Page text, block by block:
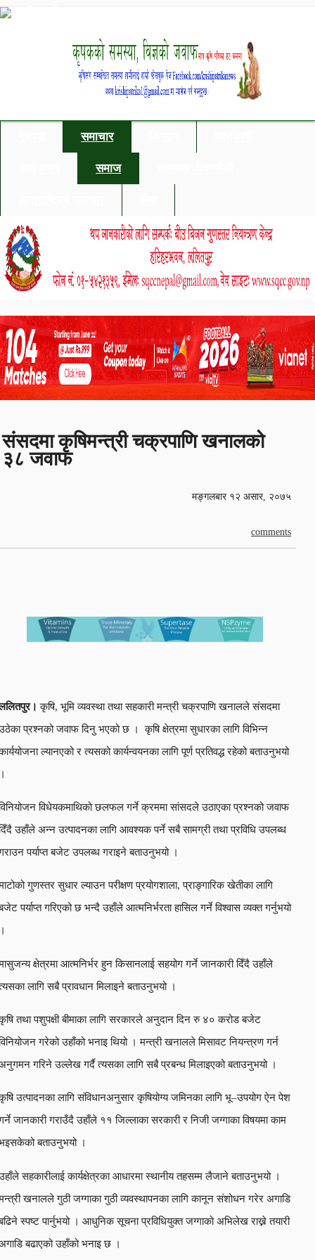
समाचार
समाज
संसदमा कृषिमन्त्री चक्रपाणि खनालको
३८ जवाफ
मङ्गलबार १२ असार, २०७५
comments
कृषि, भूमि व्यवस्था तथा सहकारी मन्त्री चक्रपाणि खनालले संसदमा
प्रश्नको जवाफ दिनु भएको छ । कृषि क्षेत्रमा सुधारका लागि विभिन्न
ल्यानएको र त्यसको कार्यन्वयनका लागि पूर्ण प्रतिवद्ध रहेको बताउनुभयो
विधेयकमाथिको छलफल गर्ने क्रममा सांसदले उठाएका प्रश्नको जवाफ
उहाँले अन्न उत्पादनका लागि आवश्यक पर्ने सबै सामग्री तथा प्रविधि उपलब्ध
पर्याप्त बजेट उपलब्ध गराइने बताउनुभयो ।
गुणस्तर सुधार ल्याउन परीक्षण प्रयोगशाला, प्राङ्गारिक खेतीका लागि
पर्याप्त गरिएको छ भन्दै उहाँले आत्मनिर्भरता हासिल गर्ने विश्वास व्यक्त गर्नुभयो
क्षेत्रमा आत्मनिर्भर हुन किसानलाई सहयोग गर्ने जानकारी दिँदै उहाँले
लागि सबै प्रावधान मिलाइने बताउनुभयो ।
तथा पशुपक्षी बीमाका लागि सरकारले अनुदान दिन रु ४० करोड बजेट
गरेको उहाँको भनाइ थियो । मन्त्री खनालले मिसावट नियन्त्रण गर्न
गरिने उल्लेख गर्दै त्यसका लागि सबै प्रबन्ध मिलाइएको बताउनुभयो ।
उत्पादनका लागि संविधानअनुसार कृषियोग्य जमिनका लागि भू–उपयोग ऐन पेश
जानकारी गराउँदै उहाँले ११ जिल्लाका सरकारी र निजी जग्गाका विषयमा काम
बताउनुभयो ।
सहकारीलाई कार्यक्षेत्रका आधारमा स्थानीय तहसम्म लैजाने बताउनुभयो ।
खनालले गुठी जग्गाका गुठी व्यवस्थापनका लागि कानून संशोधन गरेर अगाडि
स्पष्ट पार्नुभयो । आधुनिक सूचना प्रविधियुक्त जग्गाको अभिलेख राख्ने तयारी
बढाएको उहाँको भनाइ छ ।